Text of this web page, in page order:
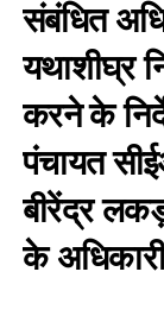
संबंधित
यथाशीघ्र
करने के
पंचायत
बीरेंद्र
के